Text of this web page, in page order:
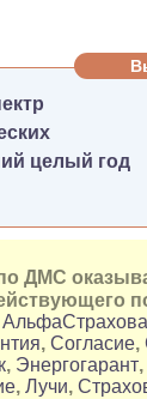
целый год
по ДМС
, Согласие,
, Энергогарант,
, Лучи,